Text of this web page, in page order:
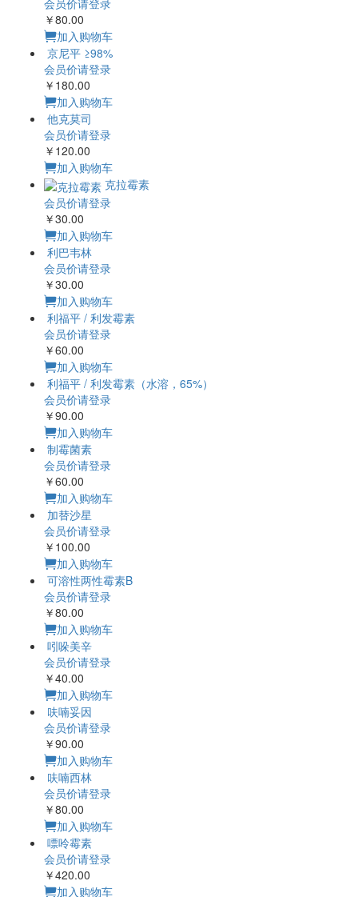
会员价请登录
￥80.00
加入购物车
会员价请登录
￥180.00
加入购物车
他克莫司
会员价请登录
￥120.00
加入购物车
克拉霉素
会员价请登录
￥30.00
加入购物车
利巴韦林
会员价请登录
￥30.00
加入购物车
会员价请登录
￥60.00
加入购物车
溶，65%）
会员价请登录
￥90.00
加入购物车
会员价请登录
￥60.00
加入购物车
会员价请登录
￥100.00
加入购物车
会员价请登录
￥80.00
加入购物车
会员价请登录
￥40.00
加入购物车
呋喃妥因
会员价请登录
￥90.00
加入购物车
呋喃西林
会员价请登录
￥80.00
加入购物车
嘌呤霉素